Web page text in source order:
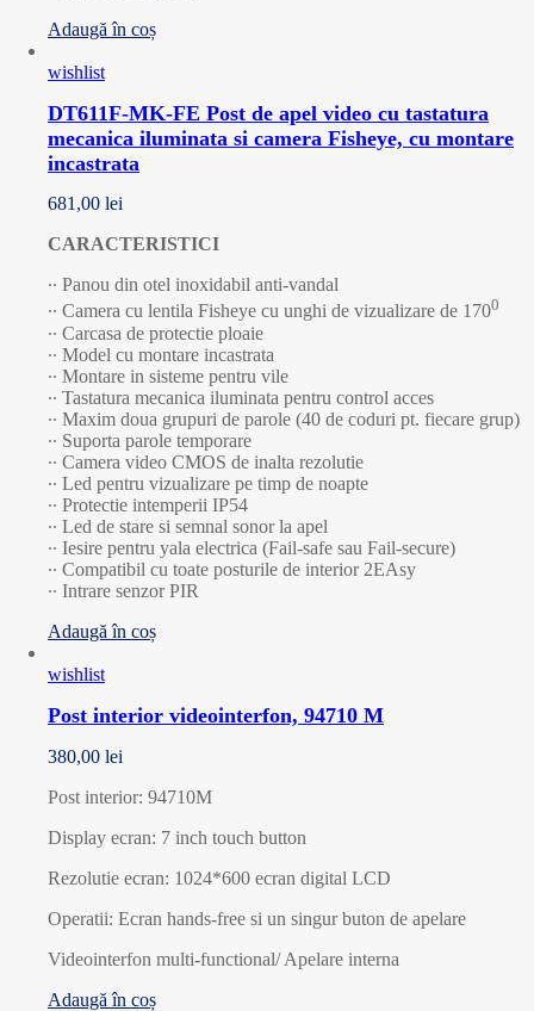
Adaugă în coș
wishlist
DT611F-MK-FE Post de apel video cu tastatura
mecanica iluminata si camera Fisheye, cu montare
incastrata
681,00 lei
CARACTERISTICI
∙∙ Panou din otel inoxidabil anti-vandal
∙∙ Camera cu lentila Fisheye cu unghi de vizualizare de 1700
∙∙ Carcasa de protectie ploaie
∙∙ Model cu montare incastrata
∙∙ Montare in sisteme pentru vile
∙∙ Tastatura mecanica iluminata pentru control acces
∙∙ Maxim doua grupuri de parole (40 de coduri pt. fiecare grup)
∙∙ Suporta parole temporare
∙∙ Camera video CMOS de inalta rezolutie
∙∙ Led pentru vizualizare pe timp de noapte
∙∙ Protectie intemperii IP54
∙∙ Led de stare si semnal sonor la apel
∙∙ Iesire pentru yala electrica (Fail-safe sau Fail-secure)
∙∙ Compatibil cu toate posturile de interior 2EAsy
∙∙ Intrare senzor PIR
Adaugă în coș
wishlist
Post interior videointerfon, 94710 M
380,00 lei
Post interior: 94710M
Display ecran: 7 inch touch button
Rezolutie ecran: 1024*600 ecran digital LCD
Operatii: Ecran hands-free si un singur buton de apelare
Videointerfon multi-functional/ Apelare interna
Adaugă în coș